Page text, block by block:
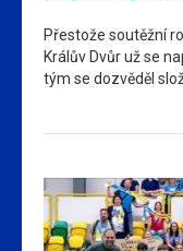
Přestože soutěžní
Králův Dvůr už se
tým se dozvěděl